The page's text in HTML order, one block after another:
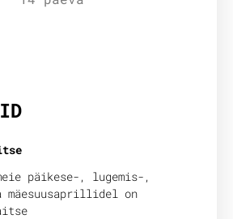
päikese-, lugemis-,
on